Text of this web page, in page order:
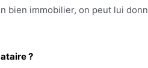
bien immobilier, on peut lui
?